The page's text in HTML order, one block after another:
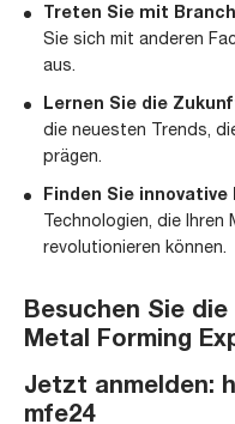
Treten Sie mit
Sie sich mit anderen
aus.
Lernen Sie die
die neuesten Trends,
prägen.
Finden Sie innovative
Technologien, die
revolutionieren können.
Besuchen Sie
Metal Forming
Jetzt anmelden:
mfe24